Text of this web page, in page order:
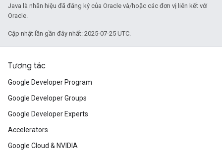
Java là nhãn hiệu đã đăng ký của Oracle và/hoặc các đơn vị liên kết với
Oracle.
Cập nhật lần gần đây nhất: 2025-07-25 UTC.
Tương tác
Google Developer Program
Google Developer Groups
Google Developer Experts
Accelerators
Google Cloud & NVIDIA